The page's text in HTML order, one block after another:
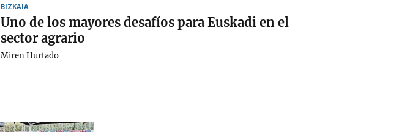
BIZKAIA
Uno de los mayores desafíos para Euskadi en el
sector agrario
Miren Hurtado